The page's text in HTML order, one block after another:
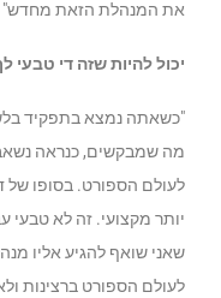
את המנהלת הזאת מחדש"
יכול להיות שזה די טבעי
"כשאתה נמצא בתפקיד
מה שמבקשים, כנראה
יותר מקצועי. זה לא טבעי
שאני שואף להגיע אליו
לעולם הספורט ברצינות